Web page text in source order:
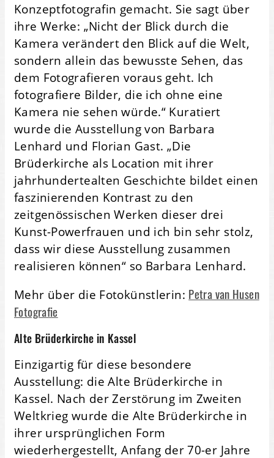
Konzeptfotografin gemacht. Sie sagt über
ihre Werke: „Nicht der Blick durch die
Kamera verändert den Blick auf die Welt,
sondern allein das bewusste Sehen, das
dem Fotografieren voraus geht. Ich
fotografiere Bilder, die ich ohne eine
Kamera nie sehen würde.“ Kuratiert
wurde die Ausstellung von Barbara
Lenhard und Florian Gast. „Die
Brüderkirche als Location mit ihrer
jahrhundertealten Geschichte bildet einen
faszinierenden Kontrast zu den
zeitgenössischen Werken dieser drei
Kunst-Powerfrauen und ich bin sehr stolz,
dass wir diese Ausstellung zusammen
realisieren können“ so Barbara Lenhard.
Mehr über die Fotokünstlerin: Petra van Husen
Fotografie
Alte Brüderkirche in Kassel
Einzigartig für diese besondere
Ausstellung: die Alte Brüderkirche in
Kassel. Nach der Zerstörung im Zweiten
Weltkrieg wurde die Alte Brüderkirche in
ihrer ursprünglichen Form
wiederhergestellt, Anfang der 70-er Jahre